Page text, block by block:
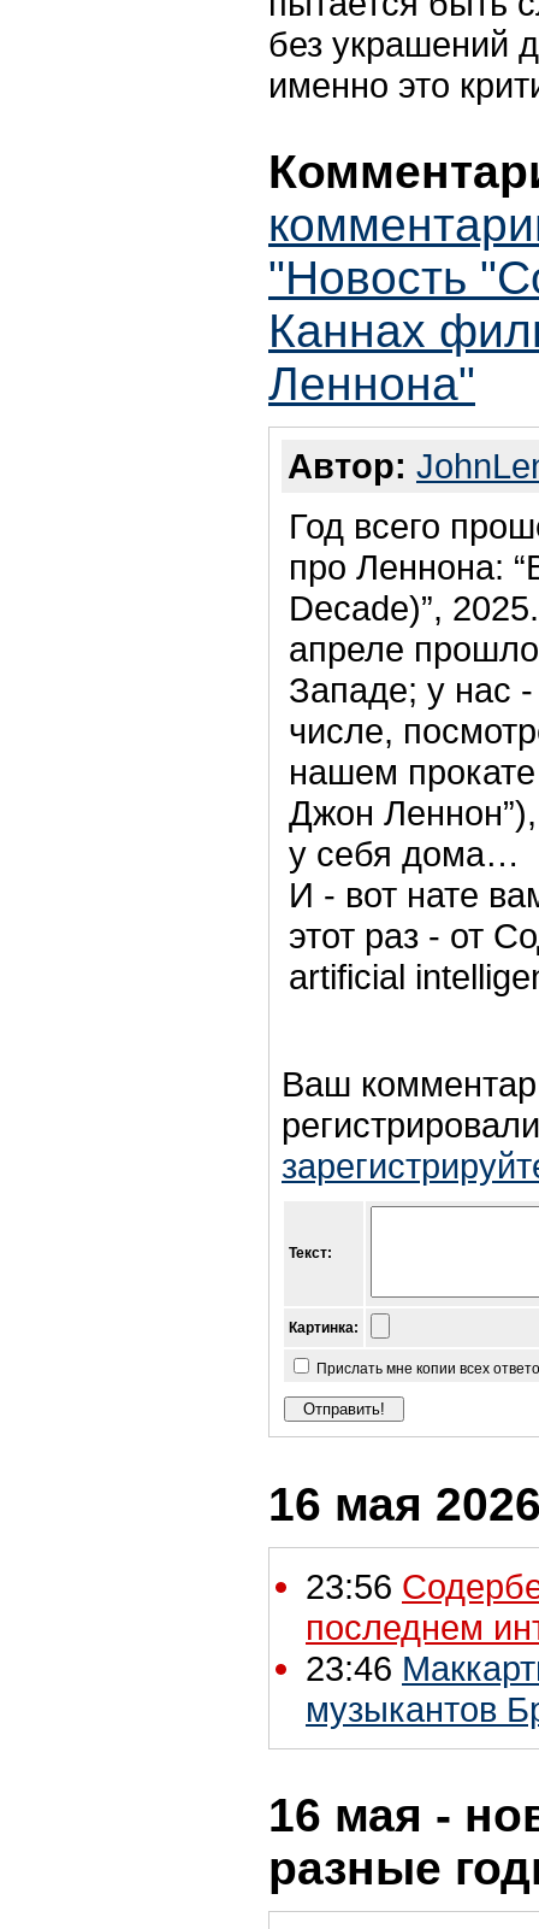
без украшений
именно это
"Новость
Каннах
Леннона"
Автор:
Год всего
про Леннона:
Decade)”,
апреле
Западе; у нас
числе,
нашем
Джон
у себя дома…
И - вот нате
этот раз - от
artificial
Ваш
Текст:
Картинка:
Прислать мне копии всех
16 мая
23:56
последнем
23:46
музыкантов
16 мая -
разные